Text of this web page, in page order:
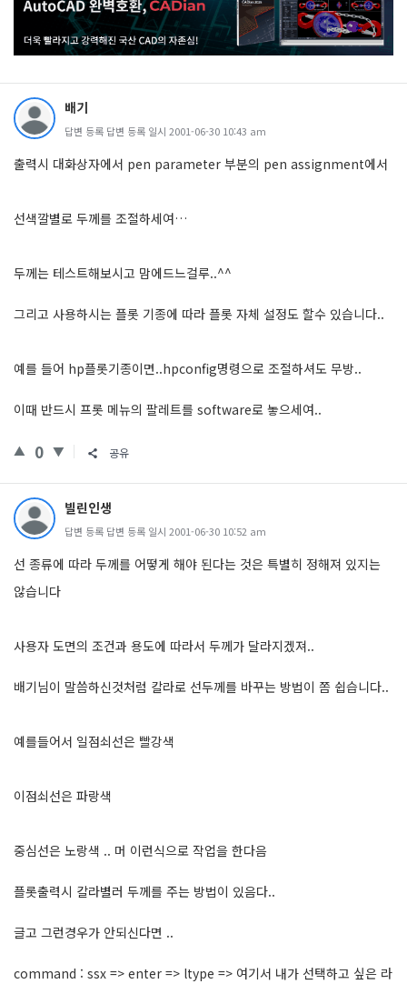
배기
답변 등록 답변 등록 일시 2001-06-30 10:43 am
출력시 대화상자에서 pen parameter 부분의 pen assignment에서
선색깔별로 두께를 조절하세여…
두께는 테스트해보시고 맘에드느걸루..^^
그리고 사용하시는 플롯 기종에 따라 플롯 자체 설정도 할수 있습니다..
예를 들어 hp플롯기종이면..hpconfig명령으로 조절하셔도 무방..
이때 반드시 프롯 메뉴의 팔레트를 software로 놓으세여..
0 공유
빌린인생
답변 등록 답변 등록 일시 2001-06-30 10:52 am
선 종류에 따라 두께를 어떻게 해야 된다는 것은 특별히 정해져 있지는
않습니다
사용자 도면의 조건과 용도에 따라서 두께가 달라지겠져..
배기님이 말씀하신것처럼 칼라로 선두께를 바꾸는 방법이 쫌 쉽습니다..
예를들어서 일점쇠선은 빨강색
이점쇠선은 파랑색
중심선은 노랑색 .. 머 이런식으로 작업을 한다음
플롯출력시 칼라별러 두께를 주는 방법이 있음다..
글고 그런경우가 안되신다면 ..
command : ssx => enter => ltype => 여기서 내가 선택하고 싶은 라